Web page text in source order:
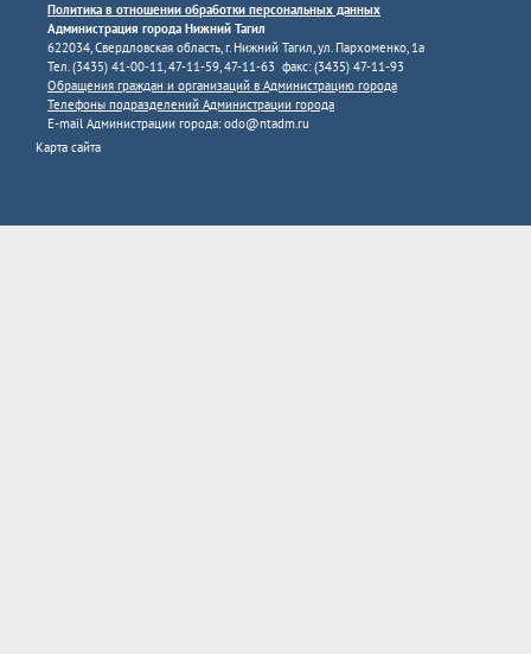
Политика в отношении обработки персональных данных
Администрация города Нижний Тагил
622034, Свердловская область, г. Нижний Тагил, ул. Пархоменко, 1а
Тел. (3435) 41-00-11, 47-11-59, 47-11-63 факс: (3435) 47-11-93
Обращения граждан и организаций в Администрацию города
Телефоны подразделений Администрации города
E-mail Администрации города:odo@ntadm.ru
Карта сайта